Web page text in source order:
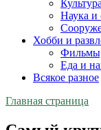
Наука и
Хобби и
Еда и
Всякое разное
Главная страница